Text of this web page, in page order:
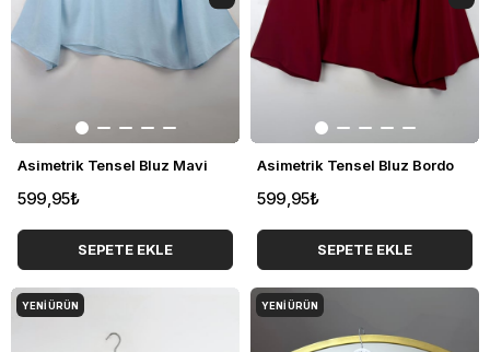
Asimetrik Tensel Bluz Mavi
599,95₺
SEPETE EKLE
Asimetrik Tensel Bluz Bordo
599,95₺
SEPETE EKLE
YENI ÜRÜN YENI ÜRÜN